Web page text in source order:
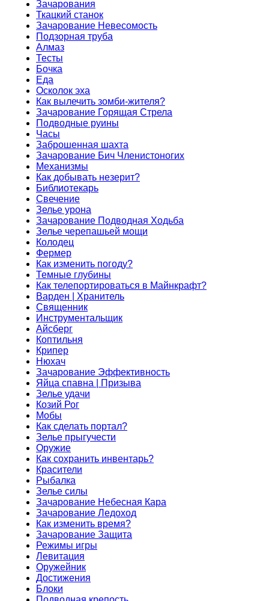
Зачарования
Ткацкий станок
Зачарование Невесомость
Подзорная труба
Алмаз
Тесты
Бочка
Еда
Осколок эха
Как вылечить зомби-жителя?
Зачарование Горящая Стрела
Подводные руины
Часы
Заброшенная шахта
Зачарование Бич Членистоногих
Механизмы
Как добывать незерит?
Библиотекарь
Свечение
Зелье урона
Зачарование Подводная Ходьба
Зелье черепашьей мощи
Колодец
Фермер
Как изменить погоду?
Темные глубины
Как телепортироваться в Майнкрафт?
Варден | Хранитель
Священник
Инструментальщик
Айсберг
Коптильня
Крипер
Нюхач
Зачарование Эффективность
Яйца спавна | Призыва
Зелье удачи
Козий Рог
Мобы
Как сделать портал?
Зелье прыгучести
Оружие
Как сохранить инвентарь?
Красители
Рыбалка
Зелье силы
Зачарование Небесная Кара
Зачарование Ледоход
Как изменить время?
Зачарование Защита
Режимы игры
Левитация
Оружейник
Достижения
Блоки